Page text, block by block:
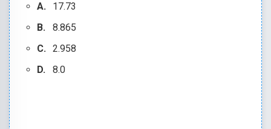
A.
17.73
B.
8.865
C. 2.958
D.
8.0